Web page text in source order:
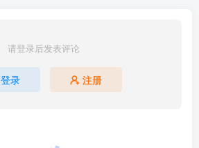
请登录后发表评论
登录 注册